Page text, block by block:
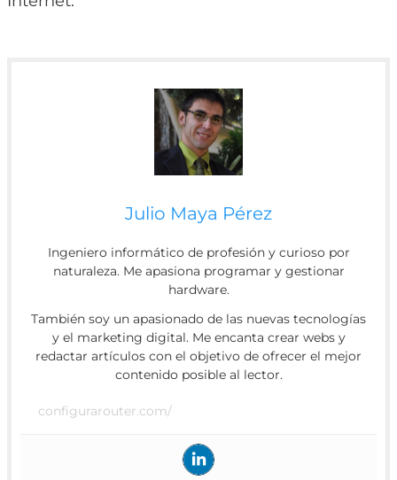
Julio Maya Pérez
Ingeniero informático de profesión y curioso por
naturaleza. Me apasiona programar y gestionar
hardware.
También soy un apasionado de las nuevas tecnologías
y el marketing digital. Me encanta crear webs y
redactar artículos con el objetivo de ofrecer el mejor
contenido posible al lector.
configurarouter.com/